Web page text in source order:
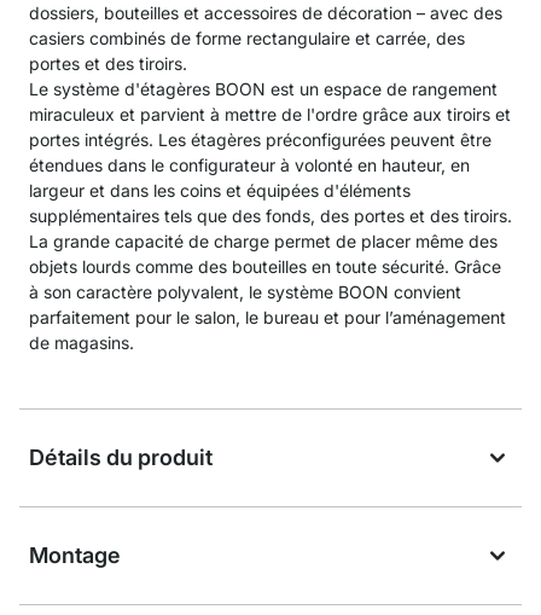
dossiers, bouteilles et accessoires de décoration – avec des
casiers combinés de forme rectangulaire et carrée, des
portes et des tiroirs.
Le système d'étagères BOON est un espace de rangement
miraculeux et parvient à mettre de l'ordre grâce aux tiroirs et
portes intégrés. Les étagères préconfigurées peuvent être
étendues dans le configurateur à volonté en hauteur, en
largeur et dans les coins et équipées d'éléments
supplémentaires tels que des fonds, des portes et des tiroirs.
La grande capacité de charge permet de placer même des
objets lourds comme des bouteilles en toute sécurité. Grâce
à son caractère polyvalent, le système BOON convient
parfaitement pour le salon, le bureau et pour l’aménagement
de magasins.
Détails du produit
Montage